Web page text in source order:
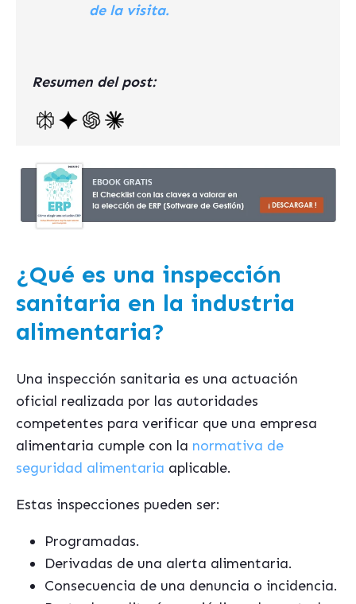
de la visita.
Resumen del post:
¿Qué es una inspección
sanitaria en la industria
alimentaria?
Una inspección sanitaria es una actuación
oficial realizada por las autoridades
competentes para verificar que una empresa
alimentaria cumple con la normativa de
seguridad alimentaria aplicable.
Estas inspecciones pueden ser:
Programadas.
Derivadas de una alerta alimentaria.
Consecuencia de una denuncia o incidencia.